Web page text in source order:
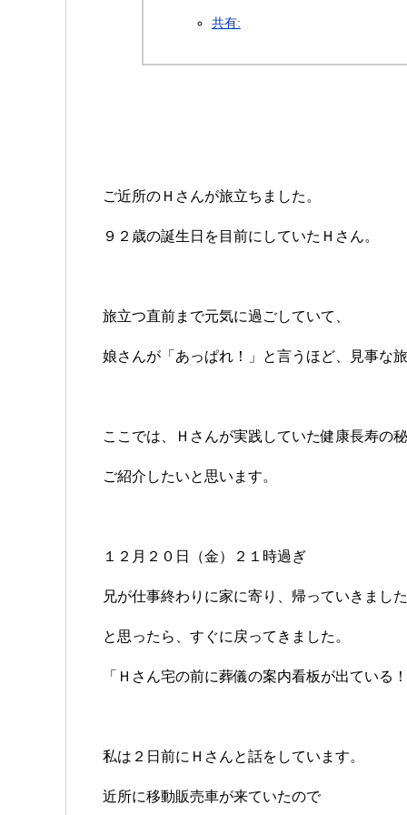
共有:
ご近所のＨさんが旅立ちました。
９２歳の誕生日を目前にしていたＨさん。
旅立つ直前まで元気に過ごしていて、
娘さんが「あっぱれ！」と言うほど、見事な旅
ここでは、Ｈさんが実践していた健康長寿の
ご紹介したいと思います。
１２月２０日（金）２１時過ぎ
兄が仕事終わりに家に寄り、帰っていきました
と思ったら、すぐに戻ってきました。
「Ｈさん宅の前に葬儀の案内看板が出ている！
私は２日前にＨさんと話をしています。
近所に移動販売車が来ていたので